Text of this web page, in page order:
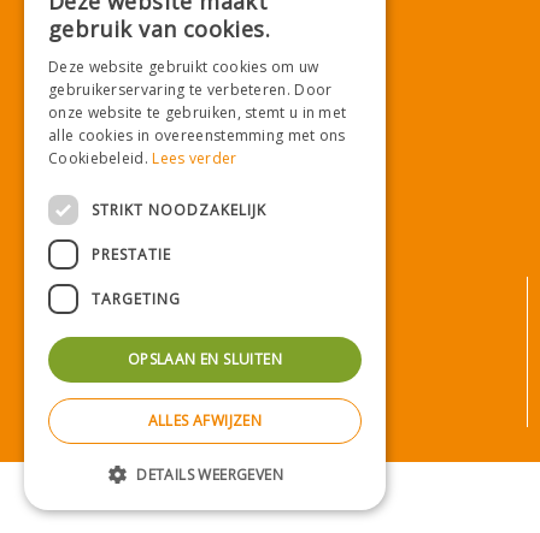
Download onze App!
Privacy statement
Bezorginformatie
Green Solutions|Tuincentrum Overzicht
gebruik van cookies.
Deze website gebruikt cookies om uw
gebruikerservaring te verbeteren. Door
onze website te gebruiken, stemt u in met
alle cookies in overeenstemming met ons
Cookiebeleid.Lees verder
STRIKT NOODZAKELIJK
PRESTATIE
TARGETING
OPSLAAN EN SLUITEN
ALLES AFWIJZEN
DETAILS WEERGEVEN